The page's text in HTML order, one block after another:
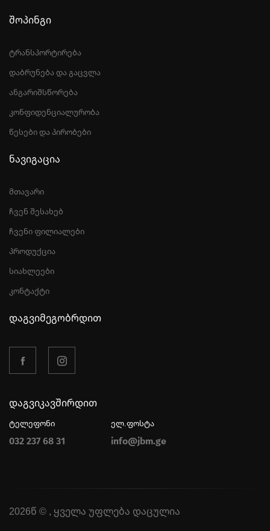
შოპინგი
ტრანსპორტირება
დაბრუნება და გაცვლა
ანგარიშსწორება
კონფიდენციალურობა
წესები და პირობები
ნავიგაცია
მთავარი
ჩვენ შესახებ
ჩვენი ფილიალები
პროდუქცია
სიახლეები
კონტაქტი
დაგვიმეგობრდით
დაგვიკავშირდით
ტელეფონი
032 237 68 31
ელ.ფოსტა
info@jbm.ge
2026წ © , ყველა უფლება დაცულია